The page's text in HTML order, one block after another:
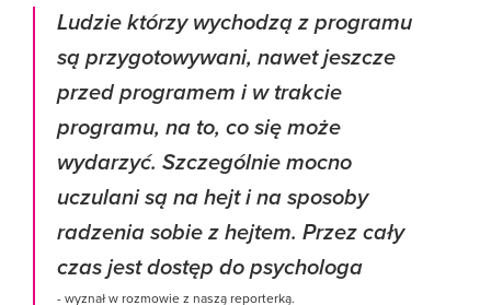
Ludzie którzy wychodzą z programu
są przygotowywani, nawet jeszcze
przed programem i w trakcie
programu, na to, co się może
wydarzyć. Szczególnie mocno
uczulani są na hejt i na sposoby
radzenia sobie z hejtem. Przez cały
czas jest dostęp do psychologa
- wyznał w rozmowie z naszą reporterką.